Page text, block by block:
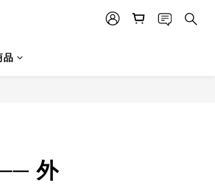
品
外